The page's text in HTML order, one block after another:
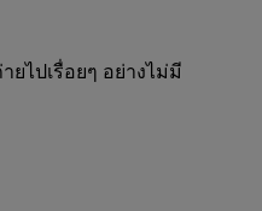
ยไปเรื่อยๆ อย่างไม่มี